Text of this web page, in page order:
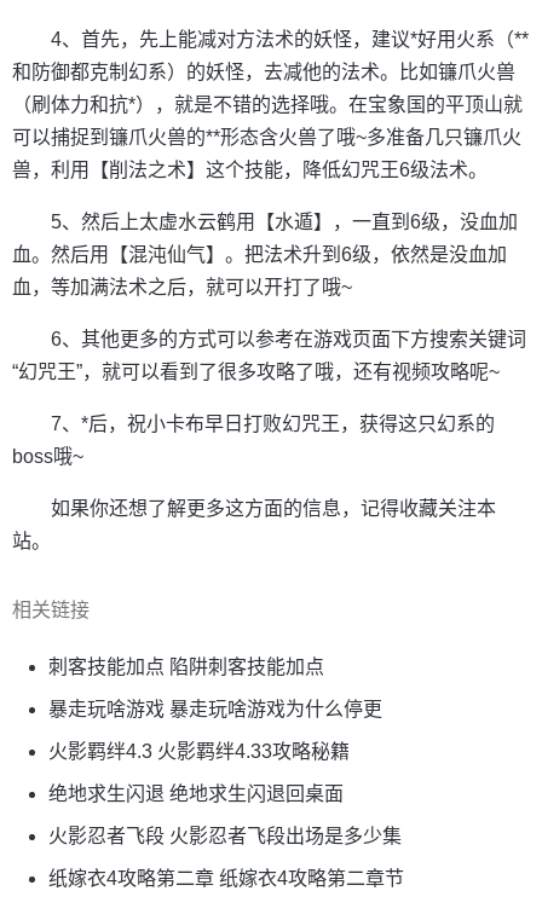
4、首先，先上能减对方法术的妖怪，建议*好用火系（**
和防御都克制幻系）的妖怪，去减他的法术。比如镰爪火兽
（刷体力和抗*），就是不错的选择哦。在宝象国的平顶山就
可以捕捉到镰爪火兽的**形态含火兽了哦~多准备几只镰爪火
兽，利用【削法之术】这个技能，降低幻咒王6级法术。
5、然后上太虚水云鹤用【水遁】，一直到6级，没血加
血。然后用【混沌仙气】。把法术升到6级，依然是没血加
血，等加满法术之后，就可以开打了哦~
6、其他更多的方式可以参考在游戏页面下方搜索关键词
“幻咒王”，就可以看到了很多攻略了哦，还有视频攻略呢~
7、*后，祝小卡布早日打败幻咒王，获得这只幻系的
boss哦~
如果你还想了解更多这方面的信息，记得收藏关注本
站。
相关链接
刺客技能加点 陷阱刺客技能加点
暴走玩啥游戏 暴走玩啥游戏为什么停更
火影羁绊4.3 火影羁绊4.33攻略秘籍
绝地求生闪退 绝地求生闪退回桌面
火影忍者飞段 火影忍者飞段出场是多少集
纸嫁衣4攻略第二章 纸嫁衣4攻略第二章节